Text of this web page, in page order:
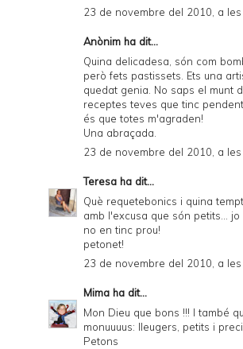
23 de novembre del 2010, a les
Anònim ha dit...
Quina delicadesa, són com
però fets pastissets. Ets una
quedat genia. No saps el munt
receptes teves que tinc
és que totes m'agraden!
Una abraçada.
23 de novembre del 2010, a les
Teresa ha dit...
Què requetebonics i quina
amb l'excusa que són petits... jo
no en tinc prou!
petonet!
23 de novembre del 2010, a les
Mima ha dit...
Mon Dieu que bons !!! I també
monuuuus: lleugers, petits i
Petons